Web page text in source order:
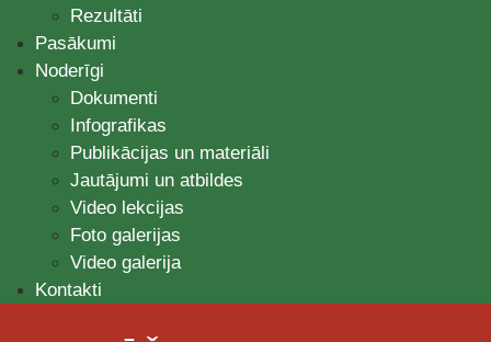
Rezultāti
Pasākumi
Noderīgi
Dokumenti
Infografikas
Publikācijas un materiāli
Jautājumi un atbildes
Video lekcijas
Foto galerijas
Video galerija
Kontakti